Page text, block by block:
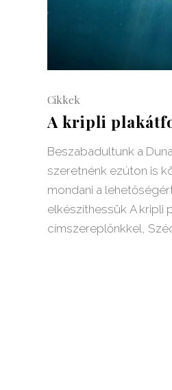
Cikkek
A kripli
Beszabadultunk a
szeretnénk ezúton is
mondani a
elkészíthessük A kripli
címszereplőnkkel,